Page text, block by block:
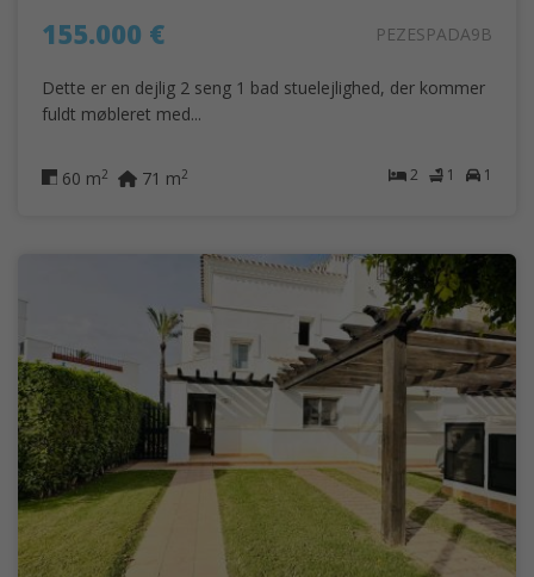
155.000 € PEZESPADA9B
Dette er en dejlig 2 seng 1 bad stuelejlighed, der kommer
fuldt møbleret med...
2 1 1
60 m2 71 m2